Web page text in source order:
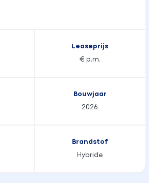
Leaseprijs
€ p.m.
Bouwjaar
2026
Brandstof
Hybride